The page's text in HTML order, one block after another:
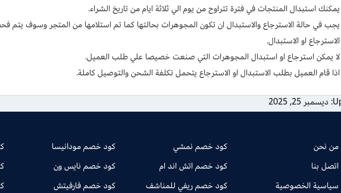
يمكنك استبدال المنتجات في فترة تتراوح من يوم الي ثلاثة ايام من تاريخ الشراء.
يجب في حالة الاسترجاع والاستبدال ان تكون المجوهرات بحالتها كما تم استلامها من المتجر وسوف
الاسترجاع او الاستبدال.
لا يمكن استرجاع او استبدال المجوهرات التي صنعت خصيصا علي طلب العميل.
اذا قام العميل بطلب الاستبدال او الاسترجاع يتحمل تكلفة الشحن والتوصيل كاملة.
ديسمبر 25, 2025
من نحن
اتصل بنا
سياسية الخصوصية
كود خصم نمشي
كود خصم اتش اند ام
كود خصم ريفي للمناشف
كود خصم مودانيسا
كود خصم نايس ون
كود خصم فارفيتش